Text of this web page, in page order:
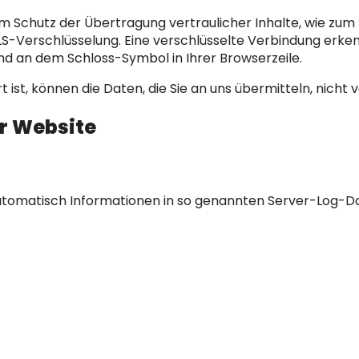
Schutz der Übertragung vertraulicher Inhalte, wie
Verschlüsselung. Eine verschlüsselte Verbindung
an dem Schloss-Symbol in Ihrer Browserzeile.
ist, können die Daten, die Sie an uns übermitteln,
Website
Informationen in so genannten Server-Log-